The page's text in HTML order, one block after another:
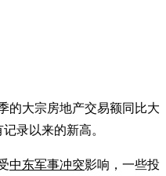
的大宗房地产交易额同比大
录以来的新高。
中东军事冲突影响，一些投